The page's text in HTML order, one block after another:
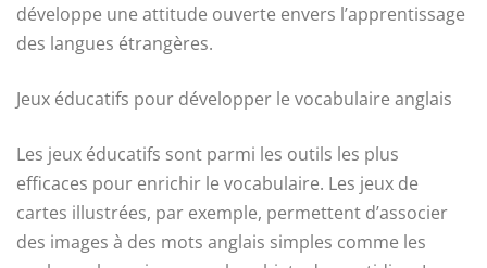
développe une attitude ouverte envers l’apprentissage
des langues étrangères.
Jeux éducatifs pour développer le vocabulaire anglais
Les jeux éducatifs sont parmi les outils les plus
efficaces pour enrichir le vocabulaire. Les jeux de
cartes illustrées, par exemple, permettent d’associer
des images à des mots anglais simples comme les